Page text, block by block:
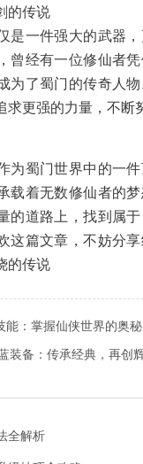
的传说
是一件强大的武器
曾经有一位修仙者
为了蜀门的传奇人
求更强的力量，不断
为蜀门世界中的一
载着无数修仙者的
的道路上，找到属
这篇文章，不妨分
的传说
能：掌握仙侠世界的奥秘
装备：传承经典，再创
全解析